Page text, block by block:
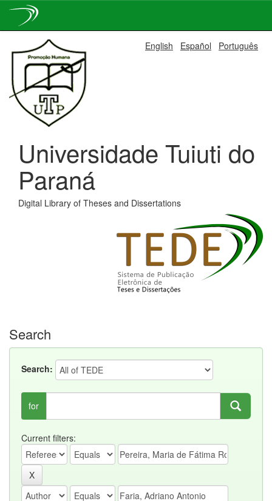
navigation
English Español Português
Universidade Tuiuti do
Paraná
Digital Library of Theses and Dissertations
Search
Search:
for
Current filters: